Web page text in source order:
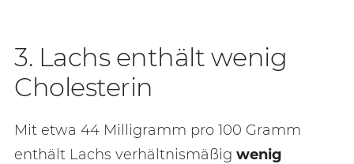
3. Lachs enthält wenig
Cholesterin
Mit etwa 44 Milligramm pro 100 Gramm
enthält Lachs verhältnismäßig wenig